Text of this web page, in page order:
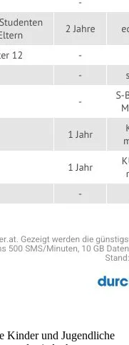
Kinder und Jugendliche